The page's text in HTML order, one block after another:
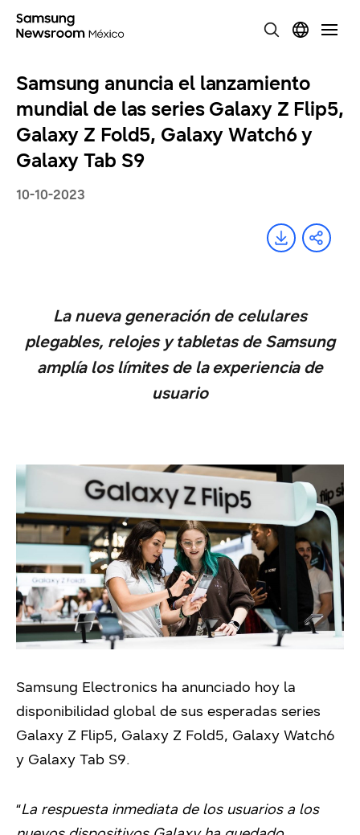
Samsung anuncia el lanzamiento
mundial de las series Galaxy Z Flip5,
Galaxy Z Fold5, Galaxy Watch6 y
Galaxy Tab S9
10-10-2023
La nueva generación de celulares
plegables, relojes y tabletas de Samsung
amplía los límites de la experiencia de
usuario
Samsung Electronics ha anunciado hoy la
disponibilidad global de sus esperadas series
Galaxy Z Flip5, Galaxy Z Fold5, Galaxy Watch6
y Galaxy Tab S9.
“La respuesta inmediata de los usuarios a los